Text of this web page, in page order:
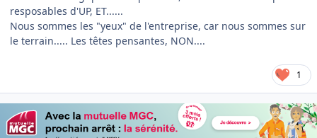
resposables d'UP, ET......
Nous sommes les "yeux" de l'entreprise, car nous sommes sur
le terrain..... Les têtes pensantes, NON....
1